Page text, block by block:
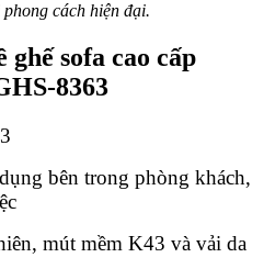
cách hiện đại.
sofa cao cấp
8363
bên trong phòng khách,
mút mềm K43 và vải da